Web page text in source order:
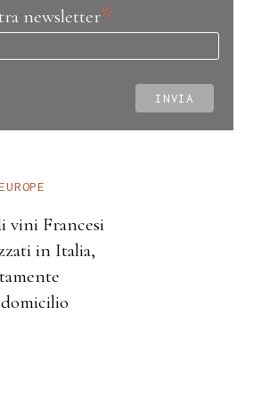
newsletter*
vini Francesi
in Italia,